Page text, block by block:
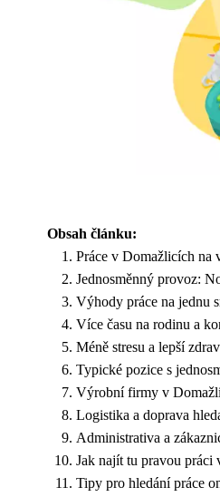
Obsah článku:
Práce v Domažlicích na
Jednosměnný provoz:
Výhody práce na jednu
Více času na rodinu a
Méně stresu a lepší
Typické pozice s
Výrobní firmy v
Logistika a doprava
Administrativa a
Jak najít tu pravou práci
Tipy pro hledání práce